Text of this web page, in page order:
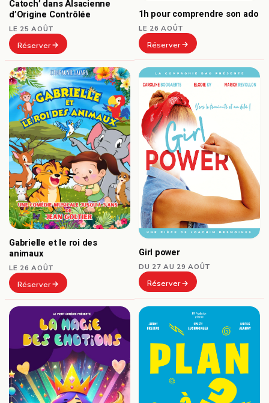
Catoch’ dans Alsacienne
d’Origine Contrôlée
LE 25 AOÛT
Réserver
1h pour comprendre son ado
LE 26 AOÛT
Réserver
Gabrielle et le roi des
animaux
LE 26 AOÛT
Réserver
Girl power
DU 27 AU 29 AOÛT
Réserver